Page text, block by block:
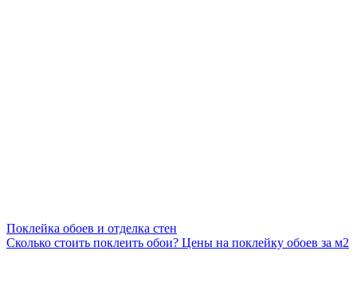
Поклейка обоев и отделка стен
Сколько стоить поклеить обои? Цены на поклейку обоев за м2